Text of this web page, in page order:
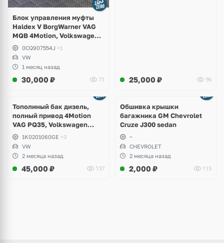
Блок управления муфты
Haldex V BorgWarner VAG
MQB 4Motion, Volkswagen
Tiguan
0CQ907554J +1
VW
1 месяц назад
30,000 ₽ 71 25,000 ₽ 96
Тополиный бак дизель,
полный привод 4Motion
VAG PQ35, Volkswagen
Scirocco, Golf V, VI, Skoda
Yeti, Octavia A5, Superb,
Audi A3, Seat Altea
1K0201060GE +3
VW
2 месяца назад
45,000 ₽ 137
Обшивка крышки
багажника GM Chevrolet
Cruze J300 sedan
~
CHEVROLET
2 месяца назад
2,000 ₽ 115